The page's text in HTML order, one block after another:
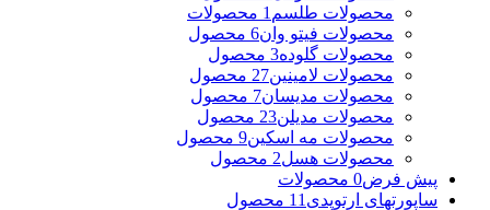
محصولات طلسم 1 محصولات
محصولات فیتو وان6 محصول
محصولات گلوده3 محصول
محصولات لامینین27 محصول
محصولات مدیسان7 محصول
محصولات مدیلن23 محصول
محصولات مه اسکین9 محصول
محصولات هسل2 محصول
پیش فرض0 محصولات
ساپورتهای ارتوپدی 11 محصول